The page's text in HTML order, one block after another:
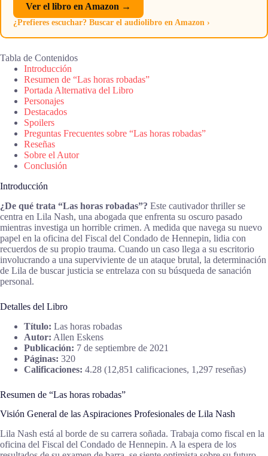
Ver el libro en Amazon →
¿Prefieres escuchar? Buscar el audiolibro en Amazon ›
Tabla de Contenidos
Introducción
Resumen de “Las horas robadas”
Portada Alternativa del Libro
Personajes
Destacados
Spoilers
Preguntas Frecuentes sobre “Las horas robadas”
Reseñas
Sobre el Autor
Conclusión
Introducción
¿De qué trata “Las horas robadas”? Este cautivador thriller se
centra en Lila Nash, una abogada que enfrenta su oscuro pasado
mientras investiga un horrible crimen. A medida que navega su nuevo
papel en la oficina del Fiscal del Condado de Hennepin, lidia con
recuerdos de su propio trauma. Cuando un caso llega a su escritorio
involucrando a una superviviente de un ataque brutal, la determinación
de Lila de buscar justicia se entrelaza con su búsqueda de sanación
personal.
Detalles del Libro
Título: Las horas robadas
Autor: Allen Eskens
Publicación: 7 de septiembre de 2021
Páginas: 320
Calificaciones: 4.28 (12,851 calificaciones, 1,297 reseñas)
Resumen de “Las horas robadas”
Visión General de las Aspiraciones Profesionales de Lila Nash
Lila Nash está al borde de su carrera soñada. Trabaja como fiscal en la
oficina del Fiscal del Condado de Hennepin. A la espera de los